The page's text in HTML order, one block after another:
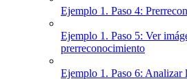
Ejemplo 1. Paso 4:
Ejemplo 1. Paso 5: Ver
prerreconocimiento
Ejemplo 1. Paso 6: Analizar